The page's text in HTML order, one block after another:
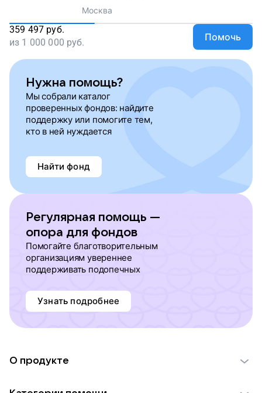
Москва
359 497 руб.
из 1 000 000 руб. Помочь
Нужна помощь?
Мы собрали каталог
проверенных фондов: найдите
поддержку или помогите тем,
кто в ней нуждается
Найти фонд
Регулярная помощь —
опора для фондов
Помогайте благотворительным
организациям увереннее
поддерживать подопечных
Узнать подробнее
О продукте